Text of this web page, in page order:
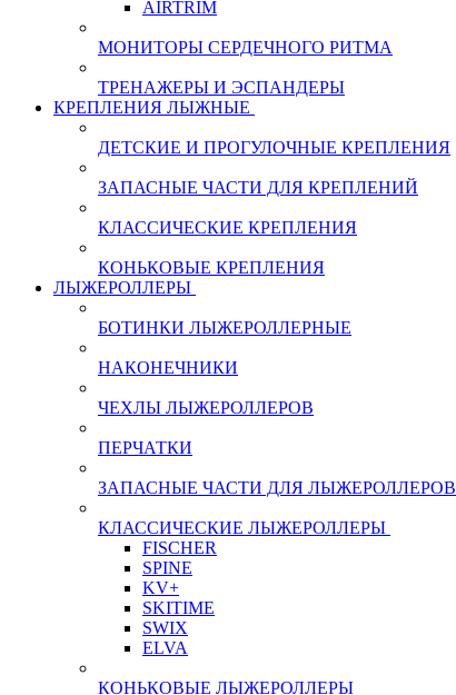
AIRTRIM
МОНИТОРЫ СЕРДЕЧНОГО РИТМА
ТРЕНАЖЕРЫ И ЭСПАНДЕРЫ
КРЕПЛЕНИЯ ЛЫЖНЫЕ
ДЕТСКИЕ И ПРОГУЛОЧНЫЕ КРЕПЛЕНИЯ
ЗАПАСНЫЕ ЧАСТИ ДЛЯ КРЕПЛЕНИЙ
КЛАССИЧЕСКИЕ КРЕПЛЕНИЯ
КОНЬКОВЫЕ КРЕПЛЕНИЯ
ЛЫЖЕРОЛЛЕРЫ
БОТИНКИ ЛЫЖЕРОЛЛЕРНЫЕ
НАКОНЕЧНИКИ
ЧЕХЛЫ ЛЫЖЕРОЛЛЕРОВ
ПЕРЧАТКИ
ЗАПАСНЫЕ ЧАСТИ ДЛЯ ЛЫЖЕРОЛЛЕРОВ
КЛАССИЧЕСКИЕ ЛЫЖЕРОЛЛЕРЫ
FISCHER
SPINE
KV+
SKITIME
SWIX
ELVA
КОНЬКОВЫЕ ЛЫЖЕРОЛЛЕРЫ